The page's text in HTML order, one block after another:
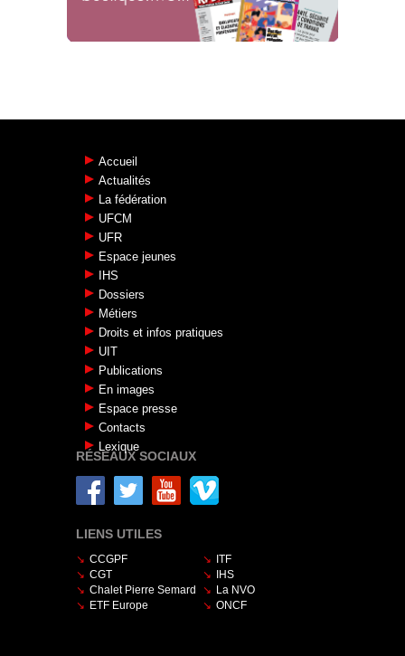
18.04.2024
Accueil
Actualités
La fédération
UFCM
UFR
Espace jeunes
IHS
Dossiers
Métiers
Droits et infos pratiques
UIT
Publications
En images
Espace presse
Contacts
Lexique
RÉSEAUX SOCIAUX
LIENS UTILES
CCGPF
CGT
Chalet Pierre Semard
ETF Europe
ITF
IHS
La NVO
ONCF